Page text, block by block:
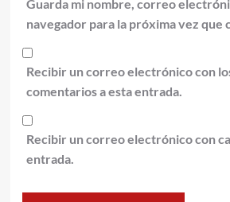
Guarda mi nombre, correo
navegador para la próxima vez que
Recibir un correo electrónico con
comentarios a esta entrada.
Recibir un correo electrónico con
entrada.